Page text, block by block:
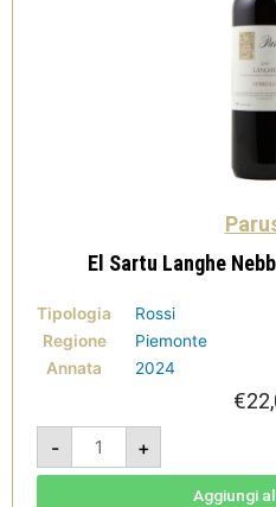
El Sartu Langhe
Tipologia
Rossi
Regione
Piemonte
Annata
2024
€
-
El
Sartu
Langhe
Nebbiolo
+
Aggiungi